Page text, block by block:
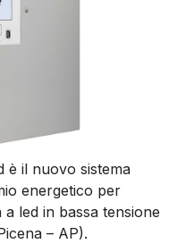
è il nuovo sistema
energetico per
a led in bassa tensione
– AP).